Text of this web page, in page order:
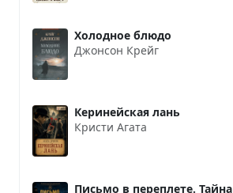
Холодное блюдо
Джонсон Крейг
Керинейская лань
Кристи Агата
Письмо в переплете. Тайна